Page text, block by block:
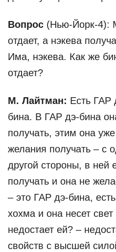
Вопрос (Нью-Йорк-4):
отдает, а нэкева
Има, нэкева. Как же
отдает?
М. Лайтман: Есть ГАР
бина. В ГАР дэ-бина
получать, этим она
желания получать – с
другой стороны, в ней
получать и она не
– это ГАР дэ-бина,
хохма и она несет
недостает ей? –
свойств с высшей